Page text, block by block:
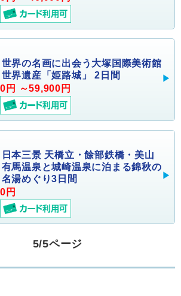
世界の名画に出会う大塚国際美術館
世界遺産「姫路城」 2日間
円 ～59,900円
日本三景 天橋立・餘部鉄橋・美山
有馬温泉と城崎温泉に泊まる錦秋の
名湯めぐり3日間
円
5/5ページ